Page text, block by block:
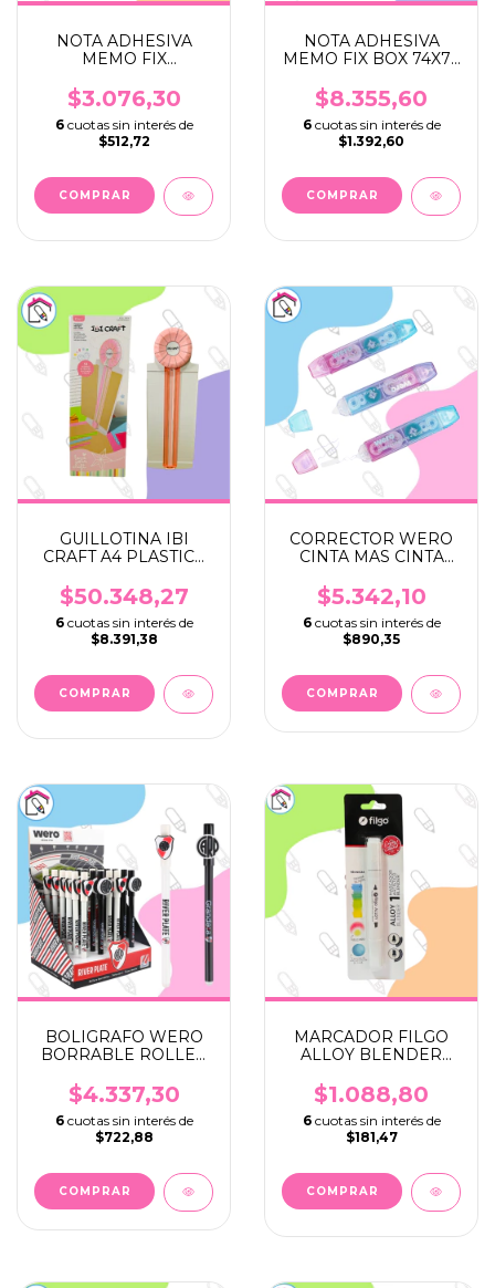
NOTA ADHESIVA
MEMO FIX
50
$3.076,30
6 cuotas sin interés de
$512,72
NOTA ADHESIVA
MEMO FIX BOX 74X74
$8.355,60
6 cuotas sin interés de
$1.392,60
GUILLOTINA IBI
CRAFT A4 PLASTICA
$50.348,27
6 cuotas sin interés de
$8.391,38
CORRECTOR WERO
CINTA MAS CINTA
$5.342,10
6 cuotas sin interés de
$890,35
COMPRAR
BOLIGRAFO WERO
BORRABLE ROLLER
$4.337,30
6 cuotas sin interés de
$722,88
COMPRAR
MARCADOR FILGO
ALLOY BLENDER
$1.088,80
6 cuotas sin interés de
$181,47